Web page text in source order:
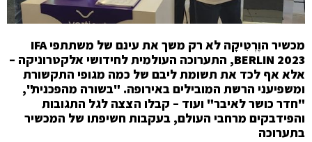
מכשיר הוֶרְטִיקָה לא רק משך את עינם של משתתפי IFA
BERLIN 2023, התערוכה העולמית לחידושי אלקטרוניקה –
אלא אף לכד את תשומת ליבם של כמה מגופי התקשורת
ומשפיעני הרשת המובילים באירופה. "בשורה מהפכנית",
"חדר כושר לאיבר" ועוד – קבלו הצצה לגל התגובות
והפידבקים מרחבי העולם, בעקבות חשיפתו של המכשיר
בתערוכה